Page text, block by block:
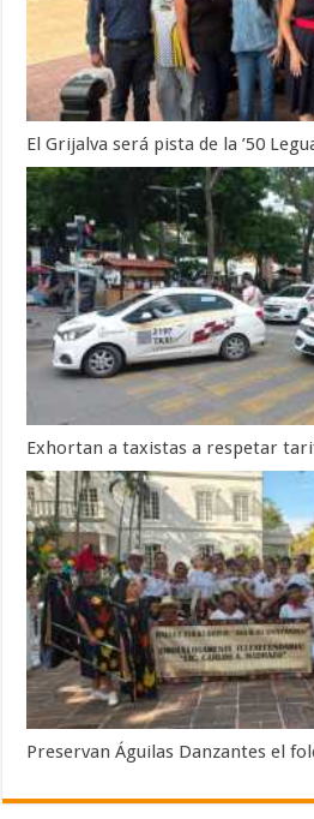
El Grijalva será pista de la ’50
Exhortan a taxistas a respetar
Preservan Águilas Danzantes el